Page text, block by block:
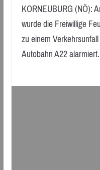
KORNEUBURG (NÖ):
wurde die Freiwillige
zu einem
Autobahn A22 alarmiert.